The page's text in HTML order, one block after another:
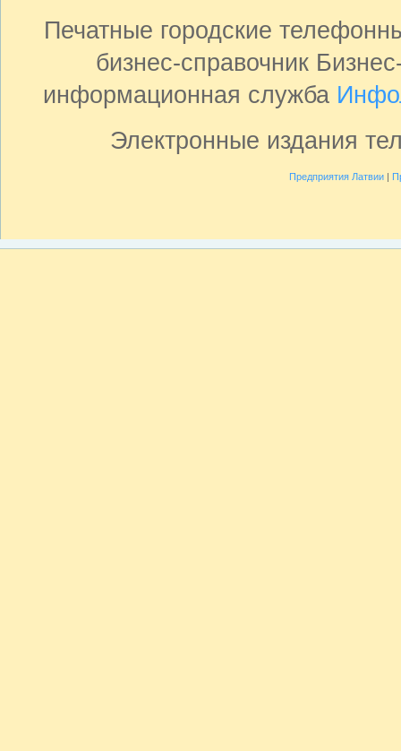
Печатные городские
бизнес-справочник
информационная служба
Электронные издания
Предприятия Латвии|